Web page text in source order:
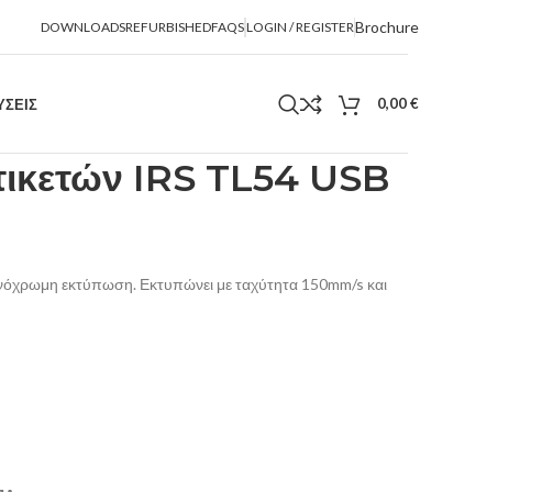
DOWNLOADSREFURBISHEDFAQSLOGIN / REGISTERBrochure
0,00€
IRS TL54 USB
εκτύπωση. Εκτυπώνει με ταχύτητα 150mm/s και